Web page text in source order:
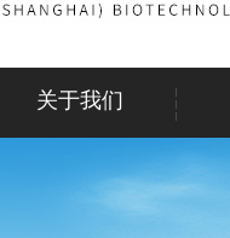
关于我们